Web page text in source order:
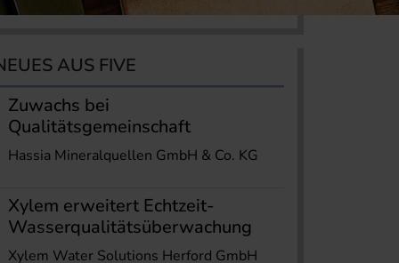
AUS FIVE
Zuwachs bei
Qualitätsgemeinschaft
Hassia Mineralquellen GmbH & Co. KG
Xylem erweitert Echtzeit-
Wasserqualitätsüberwachung
Xylem Water Solutions Herford GmbH